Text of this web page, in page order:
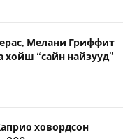
Мелани Гриффит
хойш “сайн найзууд”
ховордсон